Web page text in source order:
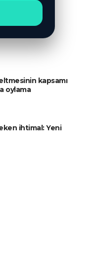
kapsamı
oylama
ihtimal: Yeni